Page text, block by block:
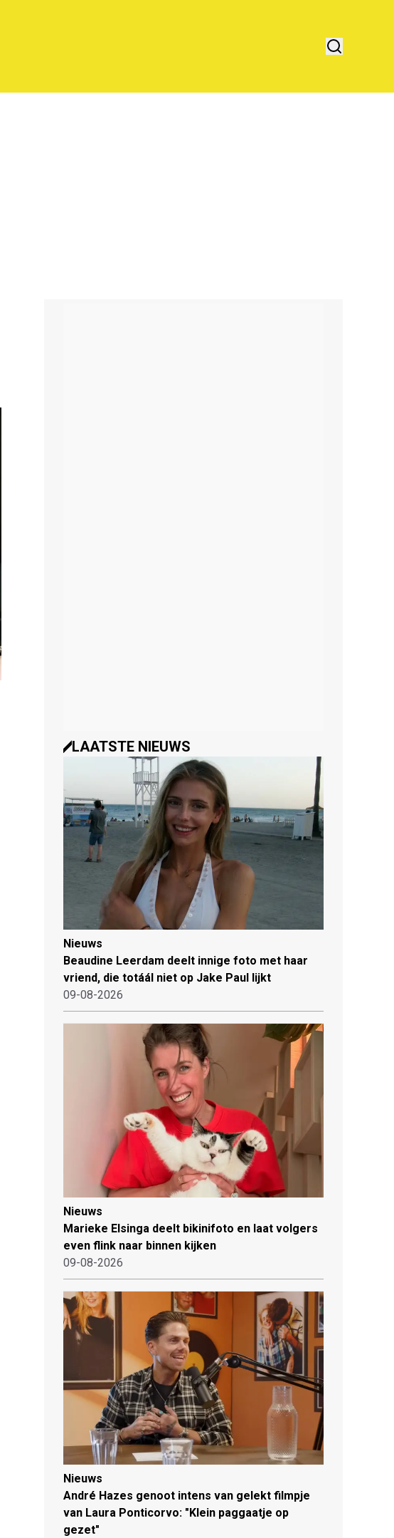
LAATSTE NIEUWS
Nieuws
Beaudine Leerdam deelt innige foto met haar
vriend, die totáál niet op Jake Paul lijkt
09-08-2026
Nieuws
Marieke Elsinga deelt bikinifoto en laat volgers
even flink naar binnen kijken
09-08-2026
Nieuws
André Hazes genoot intens van gelekt filmpje
van Laura Ponticorvo: "Klein paggaatje op
gezet"